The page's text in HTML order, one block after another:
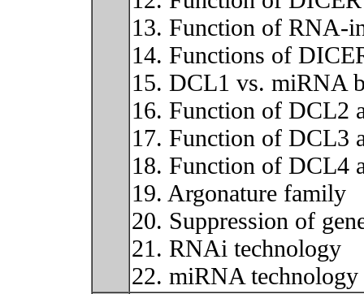
13. Function of RNA-
14. Functions of
15. DCL1 vs. miRNA
16. Function of DCL2
17. Function of DCL3
18. Function of DCL4
19. Argonature family
20. Suppression of
21. RNAi technology
22. miRNA technology